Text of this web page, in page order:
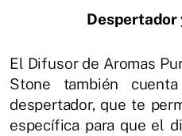
Despertador
El Difusor de Aromas
Stone también
despertador, que te
específica para que el